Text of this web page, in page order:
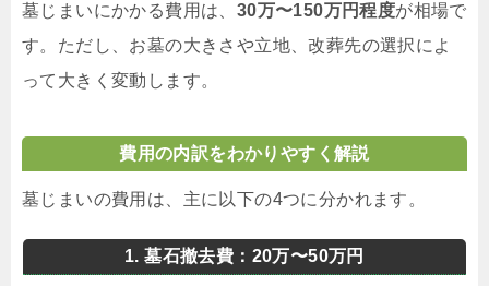
墓じまいにかかる費用は、 30万〜150万円程度が相場で
す。ただし、お墓の大きさや立地、改葬先の選択によ
って大きく変動します。
費用の内訳をわかりやすく解説
墓じまいの費用は、主に以下の4つに分かれます。
1. 墓石撤去費：20万〜50万円